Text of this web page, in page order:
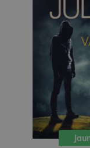
Jaunums